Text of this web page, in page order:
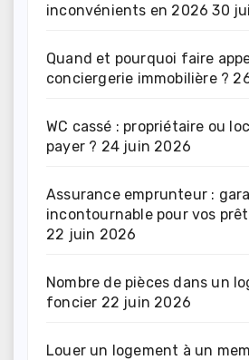
inconvénients en 2026 30
Quand et pourquoi faire
conciergerie immobilière ?
WC cassé : propriétaire ou
payer ? 24 juin 2026
Assurance emprunteur :
incontournable pour vos
22 juin 2026
Nombre de pièces dans un
foncier 22 juin 2026
Louer un logement à un